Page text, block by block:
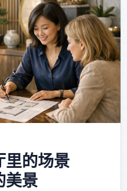
家居欣赏
装修设计
家居文化
创意家居
里的场景
美景